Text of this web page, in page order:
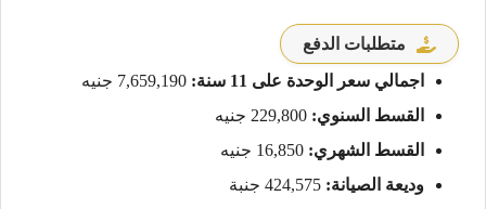
متطلبات الدفع
اجمالي سعر الوحدة على 11 سنة:
القسط السنوي:
القسط الشهري:
وديعة الصيانة: